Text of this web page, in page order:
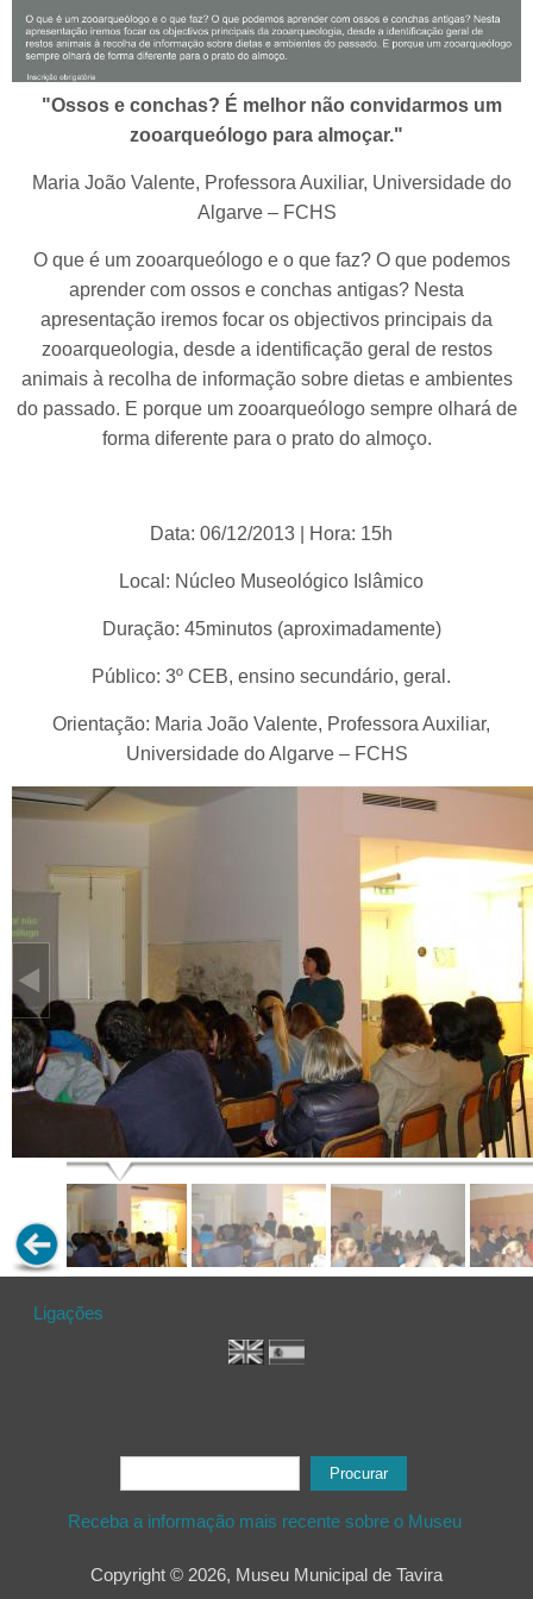
"Ossos e conchas? É melhor não convidarmos um
zooarqueólogo para almoçar."
Maria João Valente, Professora Auxiliar, Universidade do
Algarve – FCHS
O que é um zooarqueólogo e o que faz? O que podemos
aprender com ossos e conchas antigas? Nesta
apresentação iremos focar os objectivos principais da
zooarqueologia, desde a identificação geral de restos
animais à recolha de informação sobre dietas e ambientes
do passado. E porque um zooarqueólogo sempre olhará de
forma diferente para o prato do almoço.
Data: 06/12/2013 | Hora: 15h
Local: Núcleo Museológico Islâmico
Duração: 45minutos (aproximadamente)
Público: 3º CEB, ensino secundário, geral.
Orientação: Maria João Valente, Professora Auxiliar,
Universidade do Algarve – FCHS
Ligações
Formulário de procura
Receba a informação mais recente sobre o Museu
Copyright © 2026, Museu Municipal de Tavira